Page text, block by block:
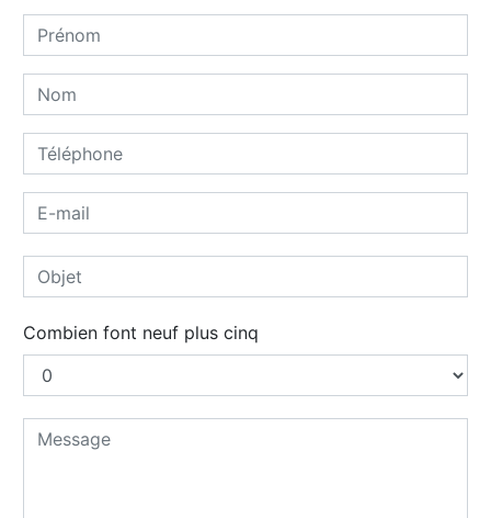
Combien font neuf plus cinq